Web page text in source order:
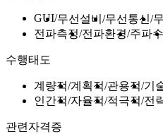
GUI 무선설비 무선통신
전파측정 전파환경 주파수
수행태도
계량적 계획적 관용적 기
인간적 자율적 적극적 전
관련자격증